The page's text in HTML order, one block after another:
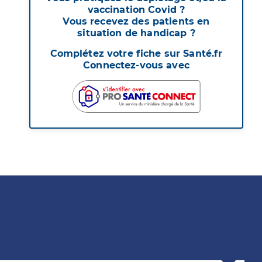
vaccination Covid ?
Vous recevez des patients en
situation de handicap ?
Complétez votre fiche sur Santé.fr
Connectez-vous avec